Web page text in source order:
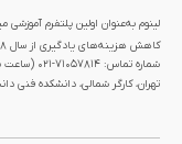
لینوم به‌عنوان اولین پلتفرم
کاهش هزینه‌های یادگیری از سال 1398 فعالیت خود را آغاز کرده‌است.
شماره تماس: 71057814-021 (ساعت پاسخگویی ۹ الی ۱۸)
تهران، کارگر شمالی، دانشکده فنی